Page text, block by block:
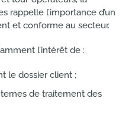
rappelle l’importance d’un
et conforme au secteur.
l’intérêt de :
le dossier client ;
de traitement des